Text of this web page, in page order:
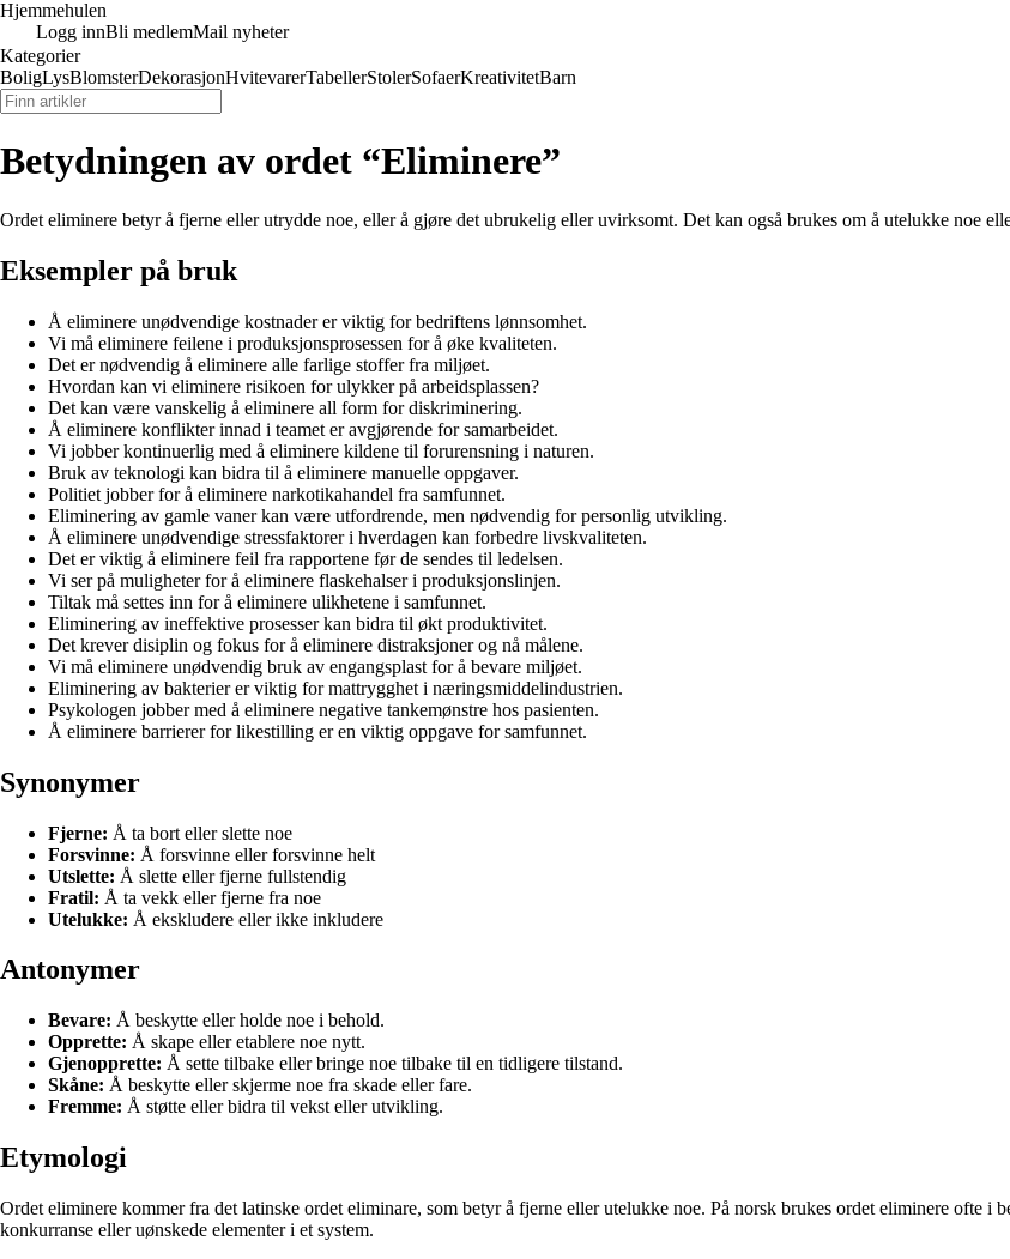
Hjemmehulen
Logg innBli medlemMail nyheter
Kategorier
BoligLysBlomsterDekorasjonHvitevarerTabellerStolerSofaerKreativitetBarn
Betydningen av ordet “Eliminere”
Ordet eliminere betyr å fjerne eller utrydde noe, eller å gjøre det ubrukelig eller uvirksomt. Det kan også brukes om å utelukke noe
Eksempler på bruk
Å eliminere unødvendige kostnader er viktig for bedriftens lønnsomhet.
Vi må eliminere feilene i produksjonsprosessen for å øke kvaliteten.
Det er nødvendig å eliminere alle farlige stoffer fra miljøet.
Hvordan kan vi eliminere risikoen for ulykker på arbeidsplassen?
Det kan være vanskelig å eliminere all form for diskriminering.
Å eliminere konflikter innad i teamet er avgjørende for samarbeidet.
Vi jobber kontinuerlig med å eliminere kildene til forurensning i naturen.
Bruk av teknologi kan bidra til å eliminere manuelle oppgaver.
Politiet jobber for å eliminere narkotikahandel fra samfunnet.
Eliminering av gamle vaner kan være utfordrende, men nødvendig for personlig utvikling.
Å eliminere unødvendige stressfaktorer i hverdagen kan forbedre livskvaliteten.
Det er viktig å eliminere feil fra rapportene før de sendes til ledelsen.
Vi ser på muligheter for å eliminere flaskehalser i produksjonslinjen.
Tiltak må settes inn for å eliminere ulikhetene i samfunnet.
Eliminering av ineffektive prosesser kan bidra til økt produktivitet.
Det krever disiplin og fokus for å eliminere distraksjoner og nå målene.
Vi må eliminere unødvendig bruk av engangsplast for å bevare miljøet.
Eliminering av bakterier er viktig for mattrygghet i næringsmiddelindustrien.
Psykologen jobber med å eliminere negative tankemønstre hos pasienten.
Å eliminere barrierer for likestilling er en viktig oppgave for samfunnet.
Synonymer
Fjerne: Å ta bort eller slette noe
Forsvinne: Å forsvinne eller forsvinne helt
Utslette: Å slette eller fjerne fullstendig
Fratil: Å ta vekk eller fjerne fra noe
Utelukke: Å ekskludere eller ikke inkludere
Antonymer
Bevare: Å beskytte eller holde noe i behold.
Opprette: Å skape eller etablere noe nytt.
Gjenopprette: Å sette tilbake eller bringe noe tilbake til en tidligere tilstand.
Skåne: Å beskytte eller skjerme noe fra skade eller fare.
Fremme: Å støtte eller bidra til vekst eller utvikling.
Etymologi
Ordet eliminere kommer fra det latinske ordet eliminare, som betyr å fjerne eller utelukke noe. På norsk brukes ordet eliminere ofte i
konkurranse eller uønskede elementer i et system.